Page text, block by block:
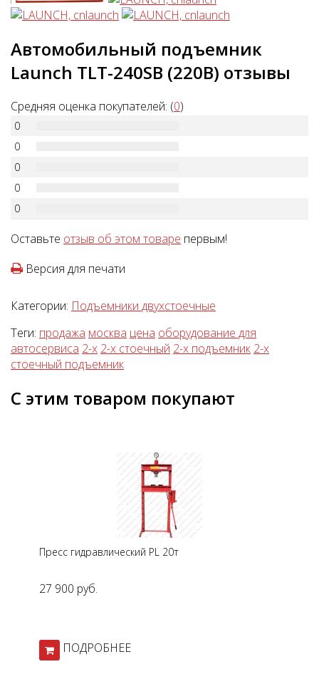
Автомобильный подъемник
Launch TLT-240SB (220В) отзывы
Средняя оценка покупателей: (0)
0
0
0
0
0
Оставьте отзыв об этом товаре первым!
Версия для печати
Категории: Подъемники двухстоечные
Теги: продажа москва цена оборудование для
автосервиса 2-х 2-х стоечный 2-х подъемник 2-х
стоечный подъемник
С этим товаром покупают
Пресс гидравлический PL 20т
27 900 руб.
ПОДРОБНЕЕ